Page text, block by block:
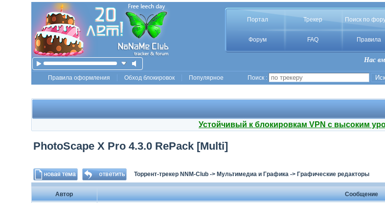
Портал Трекер Поиск по
Форум FAQ Правила
Нас
Правила оформления Обход блокировок Популярное Поиск :
Устойчивый к блокировкам VPN с высоким
PhotoScape X Pro 4.3.0 RePack [Multi]
Торрент-трекер NNM-Club-> Мультимедиа и Графика-> Графические редакторы
Автор
Сообщение